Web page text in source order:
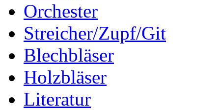
Orchester
Streicher/Zupf/Git
Blechbläser
Holzbläser
Literatur